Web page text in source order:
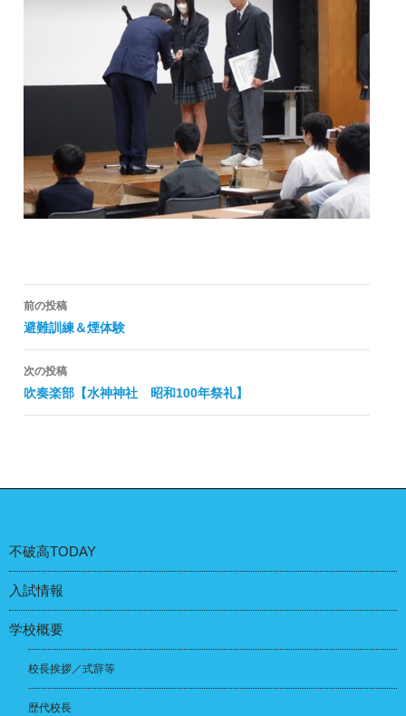
投
稿
ナ
ビ
シ
ン
前の投稿
避難訓練＆煙体験
次の投稿
吹奏楽部【水神神社 昭和100年祭礼】
不破高TODAY
入試情報
学校概要
校長挨拶／式辞等
歴代校長